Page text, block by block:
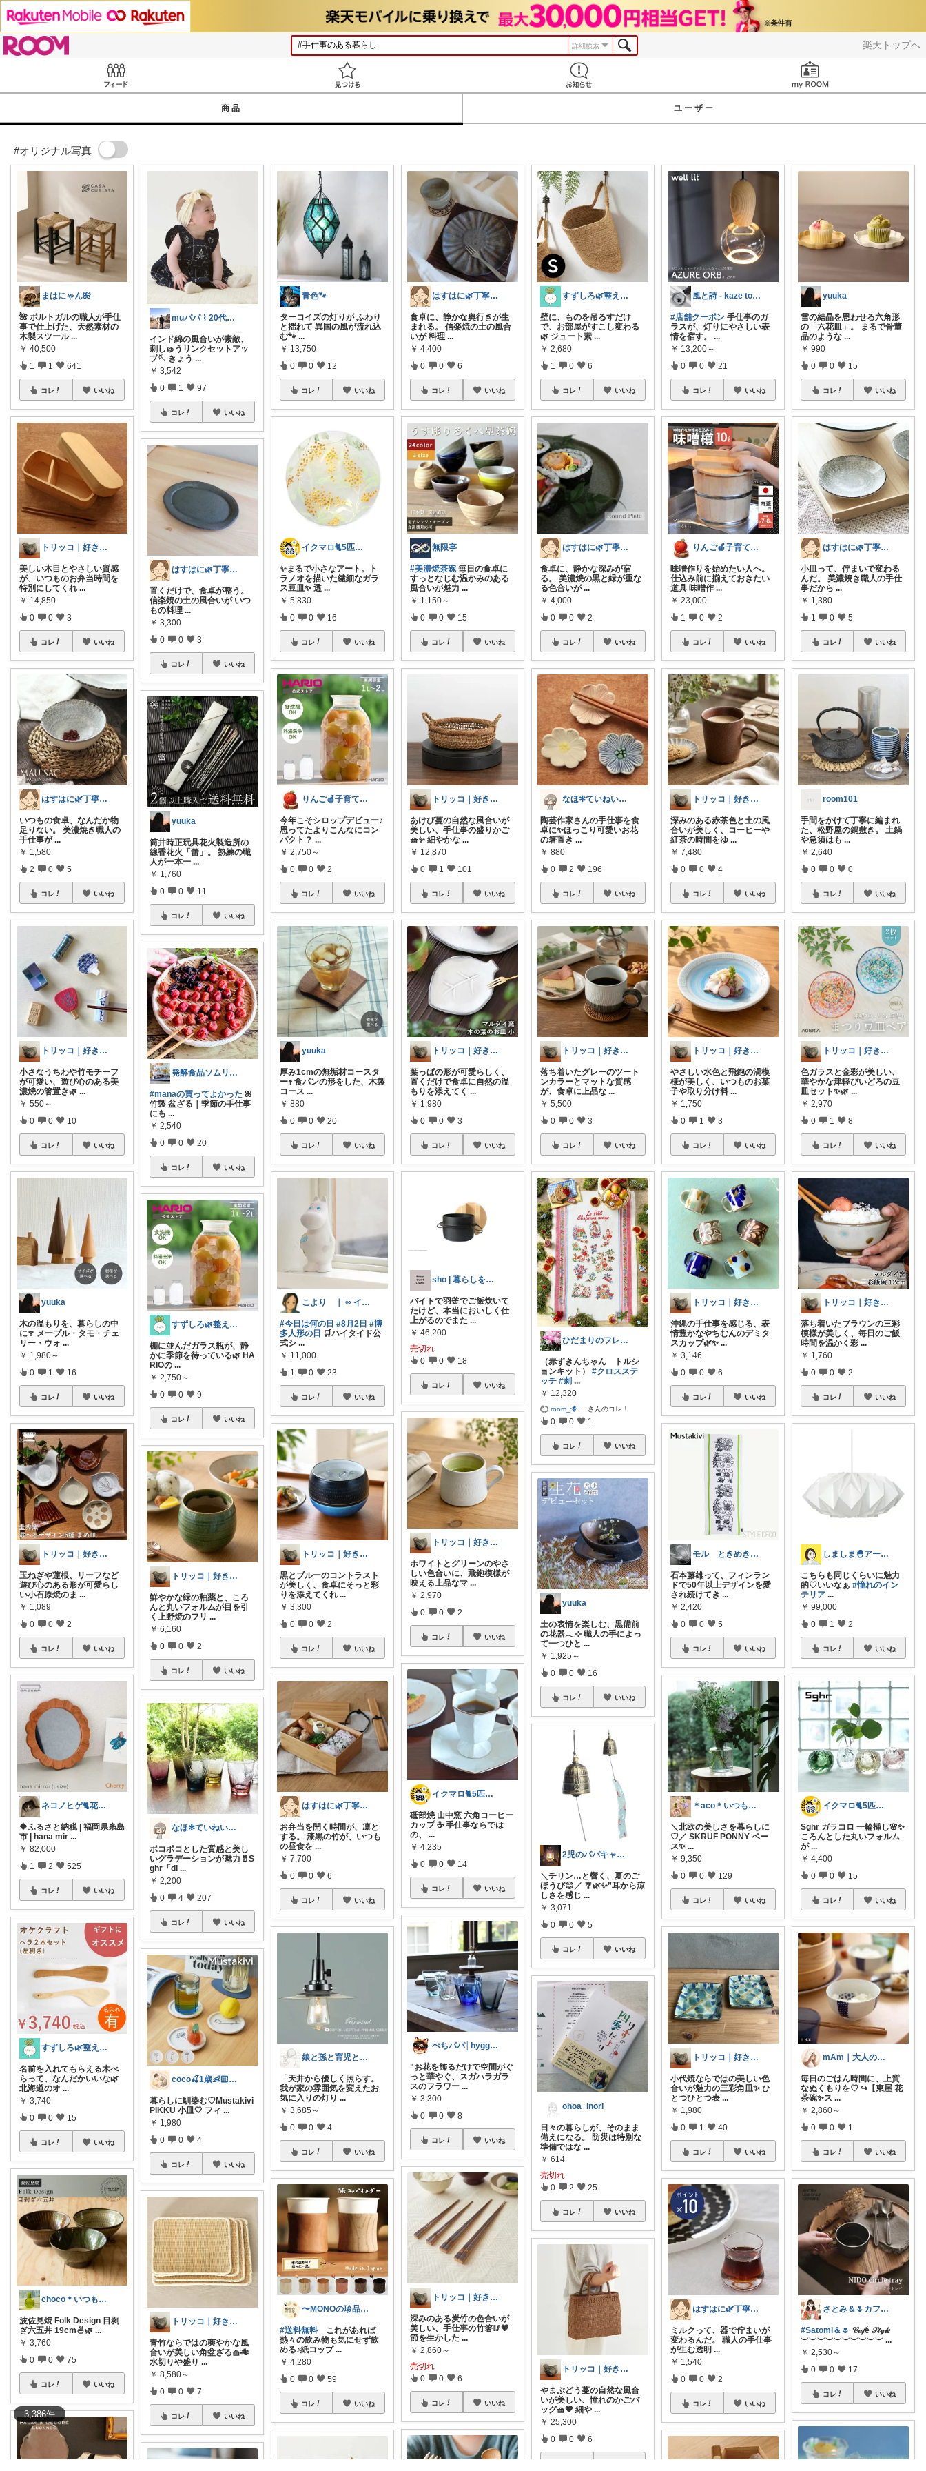
楽天トップへ
詳細検索
商品 ユーザー
#オリジナル写真
3,386件
まはにゃん🌺
🌺 ポルトガルの職人が手仕
事で仕上げた、天然素材の
木製スツール ...
￥ 40,500
1 1 641
コレ いいね
トリッコ｜好きな雑貨・インテリア
美しい木目とやさしい質感
が、いつものお弁当時間を
特別にしてくれ ...
￥ 14,850
0 0 3
コレ いいね
はすはに🌿丁寧な暮らし
いつもの食卓、なんだか物
足りない。 美濃焼き職人の
手仕事が...
￥ 1,580
2 0 5
コレ いいね
トリッコ｜好きな雑貨・インテリア
小さなうちわや竹モチーフ
が可愛い、遊び心のある美
濃焼の箸置き🌿 ...
￥ 550～
0 0 10
コレ いいね
yuuka
木の温もりを、暮らしの中
に𖣂 メープル・タモ・チェ
リー・ウォ ...
￥ 1,980～
0 1 16
コレ いいね
トリッコ｜好きな雑貨・インテリア
玉ねぎや蓮根、リーフなど
遊び心のある形が可愛らし
い小石原焼のま ...
￥ 1,089
0 0 2
コレ いいね
ネコノヒゲ🐈花好きオタクの庭🪴
🔶ふるさと納税 | 福岡県糸島
市 | hana mir ...
￥ 82,000
1 2 525
コレ いいね
すずしろ🌿整えながら、ゆるく暮らす
名前を入れてもらえる木べ
らって、なんだかいいな🌿
北海道のオ ...
￥ 3,740
0 0 15
コレ いいね
choco＊いつもありがとうございます♡
波佐見焼 Folk Design 目剥
ぎ六五丼 19cm🍜🌿 ...
￥ 3,760
0 0 75
コレ いいね
muパパ ⌇ 20代パパの子育て
インド綿の風合いが素敵、
刺しゅうリンクセットアッ
プ🪡 きょう ...
￥ 3,542
0 1 97
コレ いいね
はすはに🌿丁寧な暮らし
置くだけで、食卓が整う。
信楽焼の土の風合いが いつ
もの料理 ...
￥ 3,300
0 0 3
コレ いいね
yuuka
筒井時正玩具花火製造所の
線香花火「蕾」。 熟練の職
人が一本一 ...
￥ 1,760
0 0 11
コレ いいね
発酵食品ソムリエmana
#manaの買ってよかった ꕤ
竹製 盆ざる｜季節の手仕事
にも ...
￥ 2,540
0 0 20
コレ いいね
すずしろ🌿整えながら、ゆるく暮らす
棚に並んだガラス瓶が、静
かに季節を待っている🌿 HA
RIOの ...
￥ 2,750～
0 0 9
コレ いいね
トリッコ｜好きな雑貨・インテリア
鮮やかな緑の釉薬と、ころ
んと丸いフォルムが目を引
く上野焼のフリ ...
￥ 6,160
0 0 2
コレ いいね
なほ✻ていねいな暮らし
ポコポコとした質感と美し
いグラデーションが魅力🥛S
ghr「di ...
￥ 2,200
0 4 207
コレ いいね
coco🍒1歳👶🏻5歳🐈
暮らしに馴染む♡Mustakivi
PIKKU 小皿🤍 フィ ...
￥ 1,980
0 0 4
コレ いいね
トリッコ｜好きな雑貨・インテリア
青竹ならではの爽やかな風
合いが美しい角盆ざる🧺🎋
水切りや盛り ...
￥ 8,580～
0 0 7
コレ いいね
青色🐾
ターコイズの灯りが ふわり
と揺れて 異国の風が流れ込
む🐾...
￥ 13,750
0 0 12
コレ いいね
イクマロ🐈5匹の猫とおうちカフェ☕️
✨まるで小さなアート。ト
ラノオを描いた繊細なガラ
ス豆皿✨ 透 ...
￥ 5,830
0 0 16
コレ いいね
りんご🍎子育てママの日用品
今年こそシロップデビュー♪
思ってたよりこんなにコン
パクト？...
￥ 2,750～
0 0 2
コレ いいね
yuuka
厚み1cmの無垢材コースタ
ー𖥧 食パンの形をした、木製
コース ...
￥ 880
0 0 20
コレ いいね
こより ｜ ∞ イヤイライケレ ∞
#今日は何の日 #8月2日 #博
多人形の日 🛒ハイタイド公
式シ ...
￥ 11,000
1 0 23
コレ いいね
トリッコ｜好きな雑貨・インテリア
黒とブルーのコントラスト
が美しく、食卓にそっと彩
りを添えてくれ ...
￥ 3,300
0 0 2
コレ いいね
はすはに🌿丁寧な暮らし
お弁当を開く時間が、凛と
する。 漆黒の竹が、いつも
の昼食を...
￥ 7,700
0 0 6
コレ いいね
娘と孫と育児と暮らし
「天井から優しく照らす。
我が家の雰囲気を変えたお
気に入りの灯り ...
￥ 3,685～
0 0 4
コレ いいね
〜MONOの珍品堂〜
#送料無料 これがあれば
熱々の飲み物も気にせず飲
める♪紙コップ ...
￥ 4,280
0 0 59
コレ いいね
はすはに🌿丁寧な暮らし
食卓に、静かな奥行きが生
まれる。 信楽焼の土の風合
いが 料理 ...
￥ 4,400
0 0 6
コレ いいね
無限亭
#美濃焼茶碗 毎日の食卓に
すっとなじむ温かみのある
風合いが魅力 ...
￥ 1,150～
0 0 15
コレ いいね
トリッコ｜好きな雑貨・インテリア
あけび蔓の自然な風合いが
美しい、手仕事の盛りかご
🧺✨ 細やかな ...
￥ 12,870
0 1 101
コレ いいね
トリッコ｜好きな雑貨・インテリア
葉っぱの形が可愛らしく、
置くだけで食卓に自然の温
もりを添えてく ...
￥ 1,980
0 0 3
コレ いいね
sho | 暮らしを整える帖
バイトで羽釜でご飯炊いて
たけど、本当においしく仕
上がるのでまた ...
￥ 46,200
売切れ
0 0 18
コレ いいね
トリッコ｜好きな雑貨・インテリア
ホワイトとグリーンのやさ
しい色合いに、飛鉋模様が
映える上品なマ ...
￥ 2,970
0 0 2
コレ いいね
イクマロ🐈5匹の猫とおうちカフェ☕️
砥部焼 山中窯 六角コーヒー
カップ ☕️ 手仕事ならでは
の、
...
￥ 4,235
0 0 14
コレ いいね
ぺちパパ│hyggeな心意気を大切に🌿
"お花を飾るだけで空間がぐ
っと華やぐ、スガハラガラ
スのフラワー ...
￥ 3,300
0 0 8
コレ いいね
トリッコ｜好きな雑貨・インテリア
深みのある炭竹の色合いが
美しい、手仕事の竹箸🥢🤎
節を生かした ...
￥ 2,860～
売切れ
0 0 6
コレ いいね
すずしろ🌿整えながら、ゆるく暮らす
壁に、ものを吊るすだけ
で、お部屋がすこし変わる
🌿 ジュート素 ...
￥ 2,680
1 0 6
コレ いいね
はすはに🌿丁寧な暮らし
食卓に、静かな深みが宿
る。 美濃焼の黒と緑が重な
る色合いが...
￥ 4,000
0 0 2
コレ いいね
なほ✻ていねいな暮らし
陶芸作家さんの手仕事を食
卓に✨️ほっこり可愛いお花
の箸置き...
￥ 880
0 2 196
コレ いいね
トリッコ｜好きな雑貨・インテリア
落ち着いたグレーのツート
ンカラーとマットな質感
が、食卓に上品な ...
￥ 5,500
0 0 3
コレ いいね
ひだまりのフレンチ🩷ガーデン
（赤ずきんちゃん トルシ
ョンキット）#クロスステ
ッチ #刺 ...
￥ 12,320
room_🪻 さんのコレ！
0 0 1
コレ いいね
yuuka
土の表情を楽しむ、黒備前
の花器𓂃⊹ 職人の手によっ
て一つひと ...
￥ 1,925～
0 0 16
コレ いいね
2児のパパキャンパー
＼チリン…と響く、夏のご
ほうび😊／ 🎐🌿✨”耳から涼
しさを感じ ...
￥ 3,071
0 0 5
コレ いいね
ohoa_inori
日々の暮らしが、そのまま
備えになる。 防災は特別な
準備ではな ...
￥ 614
売切れ
0 2 25
コレ いいね
トリッコ｜好きな雑貨・インテリア
やまぶどう蔓の自然な風合
いが美しい、憧れのかごバ
ッグ🧺🤎 細や ...
￥ 25,300
0 0 6
風と詩 - kaze to uta -
#店舗クーポン 手仕事のガ
ラスが、灯りにやさしい表
情を宿す。...
￥ 13,200～
0 0 21
コレ いいね
りんご🍎子育てママの日用品
味噌作りを始めたい人へ。
仕込み前に揃えておきたい
道具 味噌作 ...
￥ 23,000
1 0 2
コレ いいね
トリッコ｜好きな雑貨・インテリア
深みのある赤茶色と土の風
合いが美しく、コーヒーや
紅茶の時間をゆ ...
￥ 7,480
0 0 4
コレ いいね
トリッコ｜好きな雑貨・インテリア
やさしい水色と飛鉋の渦模
様が美しく、いつものお菓
子や取り分け料 ...
￥ 1,750
0 1 3
コレ いいね
トリッコ｜好きな雑貨・インテリア
沖縄の手仕事を感じる、表
情豊かなやちむんのデミタ
スカップ🌿✨...
￥ 3,146
0 0 6
コレ いいね
モル ときめきな暮らし
石本藤雄って、フィンラン
ドで50年以上デザインを愛
され続けてき ...
￥ 2,420
0 0 5
コレ いいね
＊aco＊いつもありがとうございます♡
＼北欧の美しさを暮らしに
♡／ SKRUF PONNY ベー
ス✨ ...
￥ 9,350
0 0 129
コレ いいね
トリッコ｜好きな雑貨・インテリア
小代焼ならではの美しい色
合いが魅力の三彩角皿✨ ひ
とつひとつ表 ...
￥ 1,980
0 1 40
コレ いいね
はすはに🌿丁寧な暮らし
ミルクって、器で佇まいが
変わるんだ。 職人の手仕事
が生む透明 ...
￥ 1,540
0 0 2
コレ いいね
yuuka
雪の結晶を思わせる六角形
の「六花皿」。 まるで骨董
品のような ...
￥ 990
0 0 15
コレ いいね
はすはに🌿丁寧な暮らし
小皿って、佇まいで変わる
んだ。 美濃焼き職人の手仕
事だから...
￥ 1,380
1 0 5
コレ いいね
room101
手間をかけて丁寧に編まれ
た、松野屋の鍋敷き。 土鍋
や急須はも ...
￥ 2,640
0 0 0
コレ いいね
トリッコ｜好きな雑貨・インテリア
色ガラスと金彩が美しい、
華やかな津軽びいどろの豆
皿セット✨🌿...
￥ 2,970
0 1 8
コレ いいね
トリッコ｜好きな雑貨・インテリア
落ち着いたブラウンの三彩
模様が美しく、毎日のご飯
時間を温かく彩 ...
￥ 1,760
0 0 2
コレ いいね
しましま🐣アート｜インテリア｜雑貨
こちらも同じくらいに魅力
的♡いいなぁ ⁠#憧れのイン
テリア⁠ ...
￥ 99,000
0 1 2
コレ いいね
イクマロ🐈5匹の猫とおうちカフェ☕️
Sghr ガラコロ 一輪挿し🌸✨
ころんとした丸いフォルム
が ...
￥ 4,400
0 0 15
コレ いいね
mAm｜大人のご褒美セレクト
毎日のごはん時間に、上質
なぬくもりを♡ ↪︎【東屋 花
茶碗✨ス ...
￥ 2,860～
0 0 1
コレ いいね
さとみ＆🌷カフェと素敵なもの☕️🌿
#Satomi＆🌷 𝒞𝒶𝒻é 𝒮𝓉𝓎𝓁𝑒
︶︶︶︶︶︶︶︶︶︶ ...
￥ 2,530～
0 0 17
コレ いいね